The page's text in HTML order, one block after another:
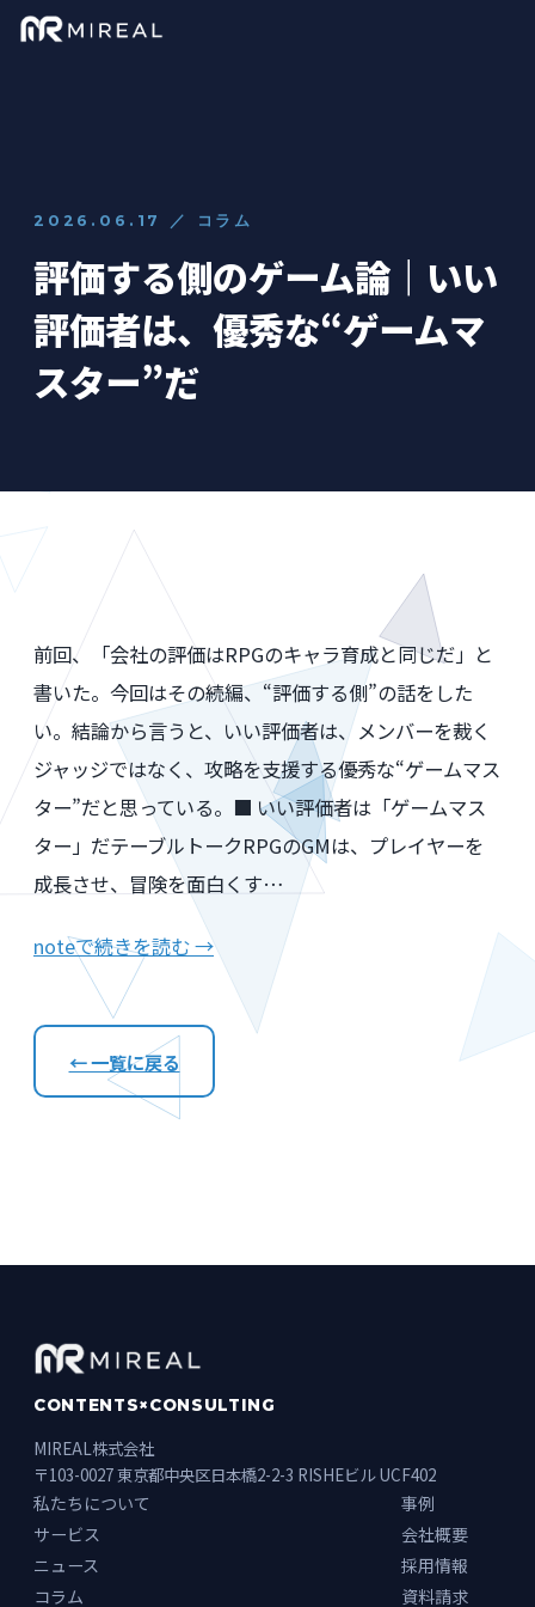
2026.06.17 ／ コラム
評価する側のゲーム論｜いい
評価者は、優秀な“ゲームマ
スター”だ
前回、「会社の評価はRPGのキャラ育成と同じだ」と
書いた。今回はその続編、“評価する側”の話をした
い。結論から言うと、いい評価者は、メンバーを裁く
ジャッジではなく、攻略を支援する優秀な“ゲームマス
ター”だと思っている。■ いい評価者は「ゲームマス
ター」だテーブルトークRPGのGMは、プレイヤーを
成長させ、冒険を面白くす…
noteで続きを読む →
← 一覧に戻る
CONTENTS×CONSULTING
MIREAL株式会社
〒103-0027 東京都中央区日本橋2-2-3 RISHEビル UCF402
私たちについて
サービス
ニュース
コラム
事例
会社概要
採用情報
資料請求